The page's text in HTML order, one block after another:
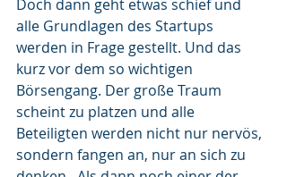
Doch dann geht etwas schief und
alle Grundlagen des Startups
werden in Frage gestellt. Und das
kurz vor dem so wichtigen
Börsengang. Der große Traum
scheint zu platzen und alle
Beteiligten werden nicht nur nervös,
sondern fangen an, nur an sich zu